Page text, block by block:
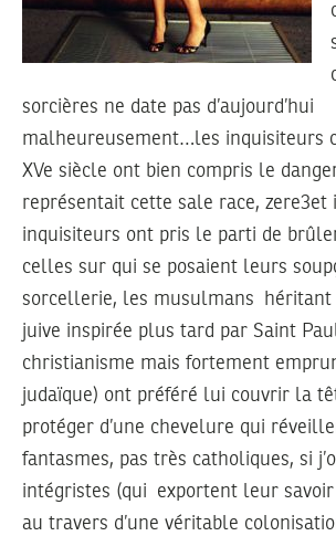
sorcières ne date pas d’aujourd’hui
malheureusement…les inquisiteurs
XVe siècle ont bien compris le
représentait cette sale race,
inquisiteurs ont pris le parti de
celles sur qui se posaient leurs
sorcellerie, les musulmans héritant
juive inspirée plus tard par Saint
christianisme mais fortement
judaïque) ont préféré lui couvrir la
protéger d’une chevelure qui
fantasmes, pas très catholiques, si
intégristes (qui exportent leur
au travers d’une véritable